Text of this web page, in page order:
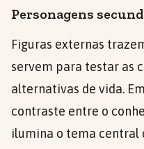
Personagens
Figuras externas
servem para testar as
alternativas de vida.
contraste entre o
ilumina o tema central